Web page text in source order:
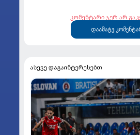
კომენტარი ჯერ არ
დაამატე
ასევე დაგაინტერესებთ